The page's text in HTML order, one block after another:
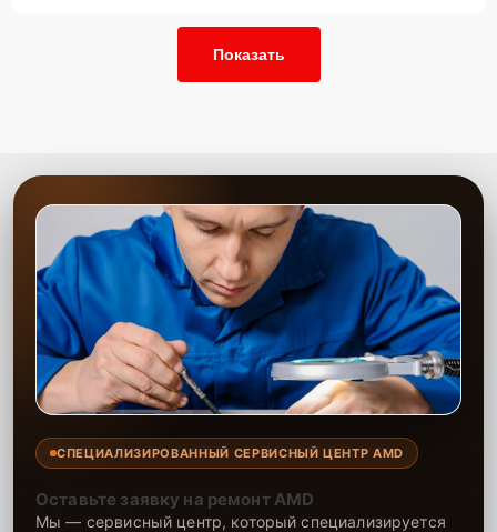
Показать
СПЕЦИАЛИЗИРОВАННЫЙ СЕРВИСНЫЙ ЦЕНТР AMD
Оставьте заявку на ремонт AMD
Мы — сервисный центр, который специализируется